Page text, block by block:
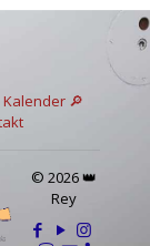
Kalender 🔎
© 2026 👑
Rey